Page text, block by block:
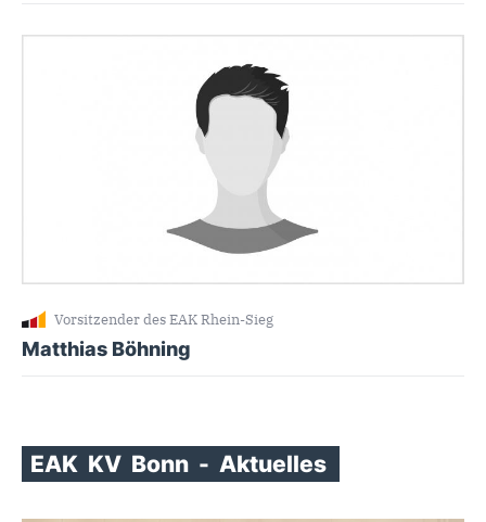
Vorsitzender des EAK Rhein-Sieg
Matthias Böhning
EAK KV Bonn - Aktuelles